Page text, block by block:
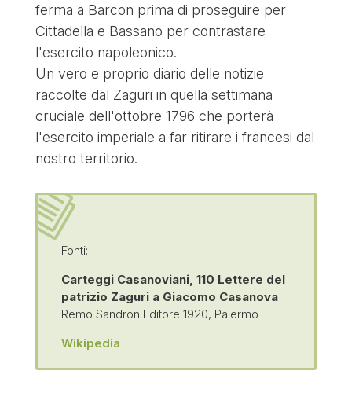
ferma a Barcon prima di proseguire per
Cittadella e Bassano per contrastare
l'esercito napoleonico.
Un vero e proprio diario delle notizie
raccolte dal Zaguri in quella settimana
cruciale dell'ottobre 1796 che porterà
l'esercito imperiale a far ritirare i francesi dal
nostro territorio.
Fonti:
Carteggi Casanoviani, 110 Lettere del
patrizio Zaguri a Giacomo Casanova
Remo Sandron Editore 1920, Palermo
Wikipedia